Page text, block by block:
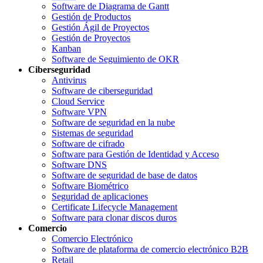
Software de Diagrama de Gantt
Gestión de Productos
Gestión Ágil de Proyectos
Gestión de Proyectos
Kanban
Software de Seguimiento de OKR
Ciberseguridad
Antivirus
Software de ciberseguridad
Cloud Service
Software VPN
Software de seguridad en la nube
Sistemas de seguridad
Software de cifrado
Software para Gestión de Identidad y Acceso
Software DNS
Software de seguridad de base de datos
Software Biométrico
Seguridad de aplicaciones
Certificate Lifecycle Management
Software para clonar discos duros
Comercio
Comercio Electrónico
Software de plataforma de comercio electrónico B2B
Retail